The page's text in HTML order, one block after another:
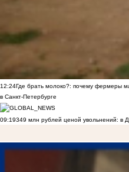
12:24Где брать молоко?: почему фермеры
в Санкт-Петербурге
09:19349 млн рублей ценой увольнений: в